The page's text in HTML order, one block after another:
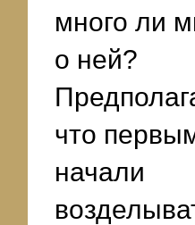
много ли
о ней?
что
начали